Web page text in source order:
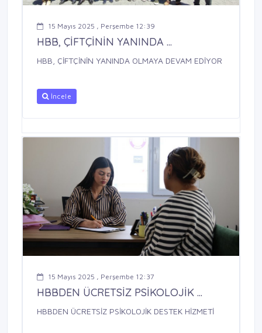
15 Mayıs 2025 , Perşembe 12:39
HBB, ÇİFTÇİNİN YANINDA ...
HBB, ÇİFTÇİNİN YANINDA OLMAYA DEVAM EDİYOR
İncele
15 Mayıs 2025 , Perşembe 12:37
HBBDEN ÜCRETSİZ PSİKOLOJİK ...
HBBDEN ÜCRETSİZ PSİKOLOJİK DESTEK HİZMETİ